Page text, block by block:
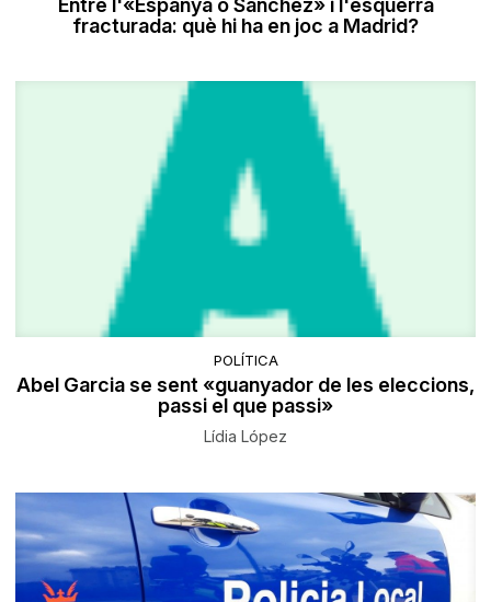
Entre l'«Espanya o Sánchez» i l'esquerra
fracturada: què hi ha en joc a Madrid?
POLÍTICA
Abel Garcia se sent «guanyador de les eleccions,
passi el que passi»
Lídia López